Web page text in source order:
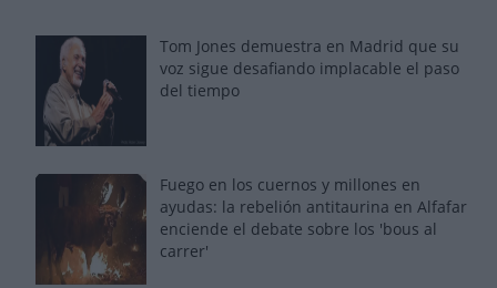
Tom Jones demuestra en Madrid que su
voz sigue desafiando implacable el paso
del tiempo
Fuego en los cuernos y millones en
ayudas: la rebelión antitaurina en Alfafar
enciende el debate sobre los 'bous al
carrer'